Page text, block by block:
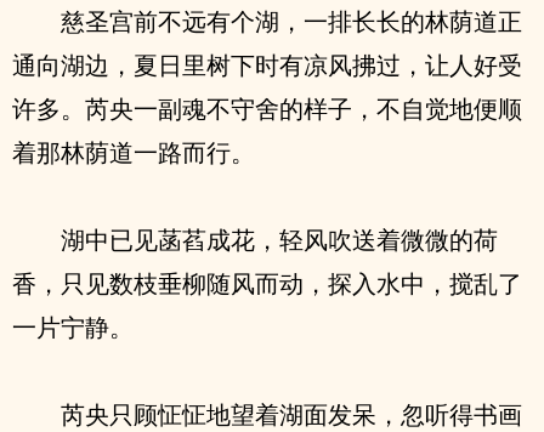
慈圣宫前不远有个湖，一排长长的林荫道正
通向湖边，夏日里树下时有凉风拂过，让人好受
许多。芮央一副魂不守舍的样子，不自觉地便顺
着那林荫道一路而行。
湖中已见菡萏成花，轻风吹送着微微的荷
香，只见数枝垂柳随风而动，探入水中，搅乱了
一片宁静。
芮央只顾怔怔地望着湖面发呆，忽听得书画